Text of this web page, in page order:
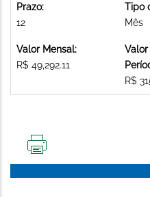
Prazo:
12
Tipo
Mês
Valor Mensal:
R$ 49,292.11
R$
PÁGINA